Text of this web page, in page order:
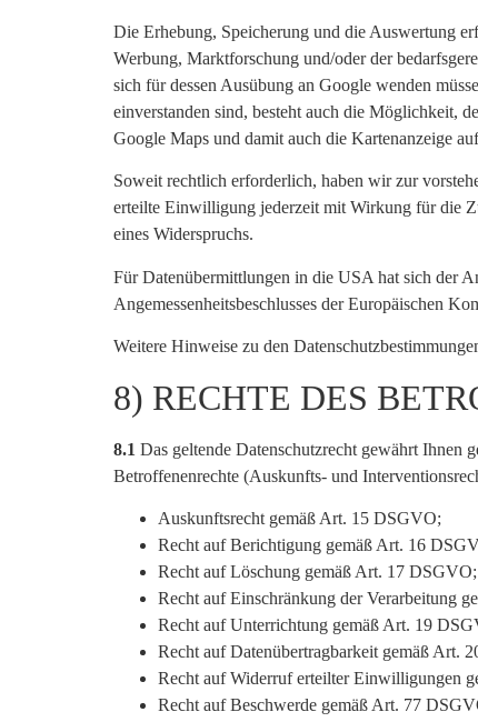
Die Erhebung, Speicherung und die Auswertung
Werbung, Marktforschung und/oder der
sich für dessen Ausübung an Google wenden
einverstanden sind, besteht auch die Möglichkeit,
Google Maps und damit auch die Kartenanzeige
Soweit rechtlich erforderlich, haben wir zur
erteilte Einwilligung jederzeit mit Wirkung für die
eines Widerspruchs.
Für Datenübermittlungen in die USA hat sich der
Angemessenheitsbeschlusses der Europäischen
Weitere Hinweise zu den
8) RECHTE DES
8.1 Das geltende Datenschutzrecht gewährt Ihnen
Betroffenenrechte (Auskunfts- und
Auskunftsrecht gemäß Art. 15 DSGVO;
Recht auf Berichtigung gemäß Art. 16
Recht auf Löschung gemäß Art. 17 DSGVO;
Recht auf Einschränkung der Verarbeitung
Recht auf Unterrichtung gemäß Art. 19
Recht auf Datenübertragbarkeit gemäß Art.
Recht auf Widerruf erteilter Einwilligungen
Recht auf Beschwerde gemäß Art. 77